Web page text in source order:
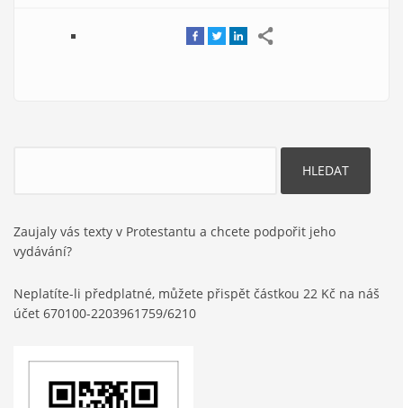
Zaujaly vás texty v Protestantu a chcete podpořit jeho
vydávání?
Neplatíte-li předplatné, můžete přispět částkou 22 Kč na náš
účet 670100-2203961759/6210